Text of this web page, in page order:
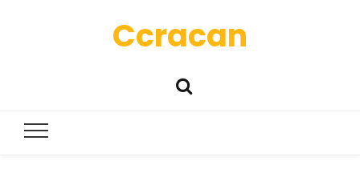
Ccracan